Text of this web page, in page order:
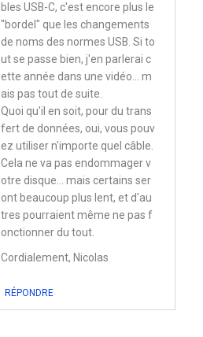
bles USB-C, c'est encore plus le
"bordel" que les changements
de noms des normes USB. Si to
ut se passe bien, j'en parlerai c
ette année dans une vidéo... m
ais pas tout de suite.
Quoi qu'il en soit, pour du trans
fert de données, oui, vous pouv
ez utiliser n'importe quel câble.
Cela ne va pas endommager v
otre disque... mais certains ser
ont beaucoup plus lent, et d'au
tres pourraient même ne pas f
onctionner du tout.
Cordialement, Nicolas
RÉPONDRE